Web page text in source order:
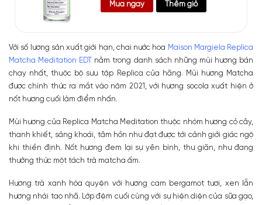
Mua ngay Thêm giỏ
Với số lượng sản xuất giới hạn, chai nước hoa Maison Margiela Replica
Matcha Meditation EDT
nằm trong danh sách những mùi hương bán
chạy nhất, thuộc bộ sưu tập Replica của hãng. Mùi hương Matcha
được chính thức ra mắt vào năm 2021, với hương socola xuất hiện ở
nốt hương cuối làm điểm nhấn.
Mùi hương của Replica Matcha Meditation thuộc nhóm hương cỏ cây,
thanh khiết, sảng khoái, tâm hồn như đạt được tới cảnh giới giác ngộ
khi thiền định. Nốt hương đem lại sự yên bình, thư giãn, như đang
thưởng thức một tách trà matcha ấm.
Hương trà xanh hòa quyện với hương cam bergamot tươi, xen lẫn
hương nhài tao nhã. Lớp đệm cuối cùng với sự hiện diện của sữa gạo,